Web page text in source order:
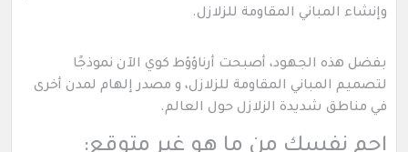
وإنشاء المباني المقاومة للزلازل.
بفضل هذه الجهود، أصبحت أرناؤؤط كوي الآن نموذجًا
لتصميم المباني المقاومة للزلازل، و مصدر إلهام لمدن أخرى
في مناطق شديدة الزلازل حول العالم.
احمِ نفسك من ما هو غير متوقع: